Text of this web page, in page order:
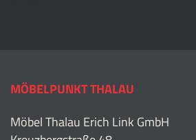
MÖBELPUNKT THALAU
Möbel Thalau Erich Link GmbH